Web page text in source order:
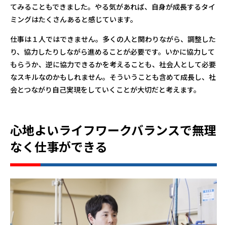
てみることもできました。やる気があれば、自身が成長するタイ
ミングはたくさんあると感じています。
仕事は１人ではできません。多くの人と関わりながら、調整した
り、協力したりしながら進めることが必要です。いかに協力して
もらうか、逆に協力できるかを考えることも、社会人として必要
なスキルなのかもしれません。そういうことも含めて成長し、社
会とつながり自己実現をしていくことが大切だと考えます。
心地よいライフワークバランスで無理
なく仕事ができる